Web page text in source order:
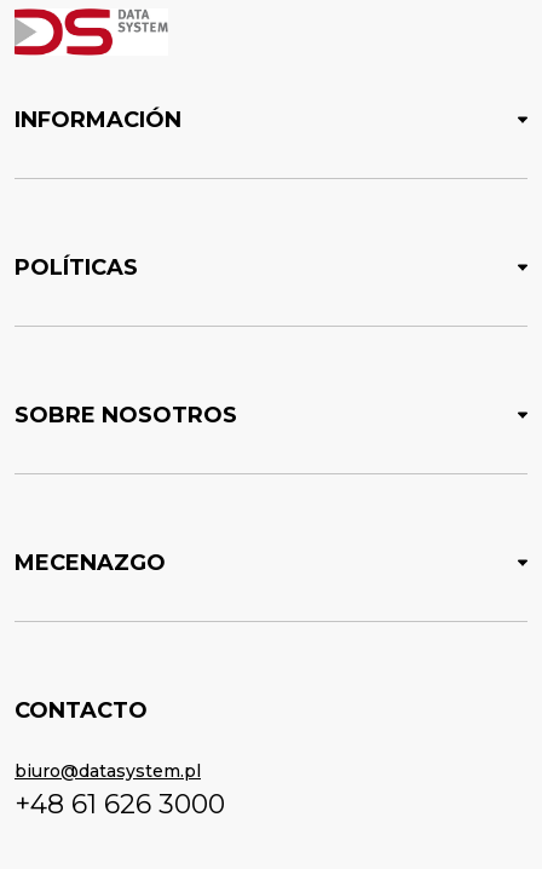
INFORMACIÓN
POLÍTICAS
SOBRE NOSOTROS
MECENAZGO
CONTACTO
biuro@datasystem.pl
+48 61 626 3000